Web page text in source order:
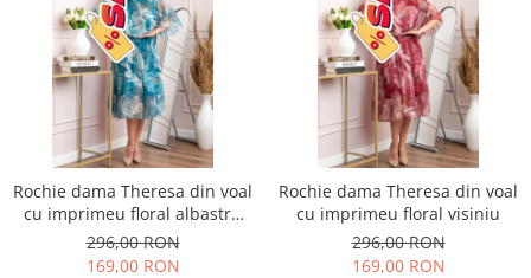
Rochie dama Theresa din voal
cu imprimeu floral albastru
petrol
296,00 RON
169,00 RON
Rochie dama Theresa din voal
cu imprimeu floral visiniu
296,00 RON
169,00 RON